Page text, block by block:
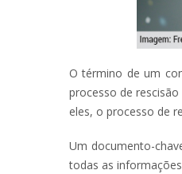
O término de um
processo de
eles, o processo de
Um documento-
todas as